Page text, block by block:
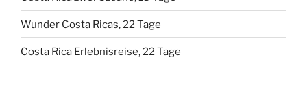
Wunder Costa Ricas, 22 Tage
Costa Rica Erlebnisreise, 22 Tage